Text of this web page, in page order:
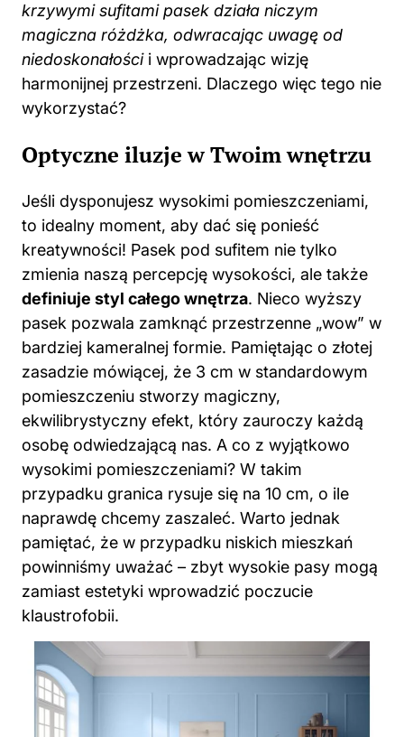
krzywymi sufitami pasek działa niczym
magiczna różdżka, odwracając uwagę od
niedoskonałościi wprowadzając wizję
harmonijnej przestrzeni. Dlaczego więc tego nie
wykorzystać?
Optyczne iluzje w Twoim wnętrzu
Jeśli dysponujesz wysokimi pomieszczeniami,
to idealny moment, aby dać się ponieść
kreatywności! Pasek pod sufitem nie tylko
zmienia naszą percepcję wysokości, ale także
definiuje styl całego wnętrza. Nieco wyższy
pasek pozwala zamknąć przestrzenne „wow” w
bardziej kameralnej formie. Pamiętając o złotej
zasadzie mówiącej, że 3 cm w standardowym
pomieszczeniu stworzy magiczny,
ekwilibrystyczny efekt, który zauroczy każdą
osobę odwiedzającą nas. A co z wyjątkowo
wysokimi pomieszczeniami? W takim
przypadku granica rysuje się na 10 cm, o ile
naprawdę chcemy zaszaleć. Warto jednak
pamiętać, że w przypadku niskich mieszkań
powinniśmy uważać – zbyt wysokie pasy mogą
zamiast estetyki wprowadzić poczucie
klaustrofobii.